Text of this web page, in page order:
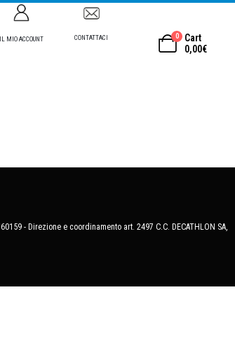
IL MIO ACCOUNT CONTATTACI 0
Cart
0,00€
- Direzione e coordinamento art. 2497 C.C. DECATHLON SA,